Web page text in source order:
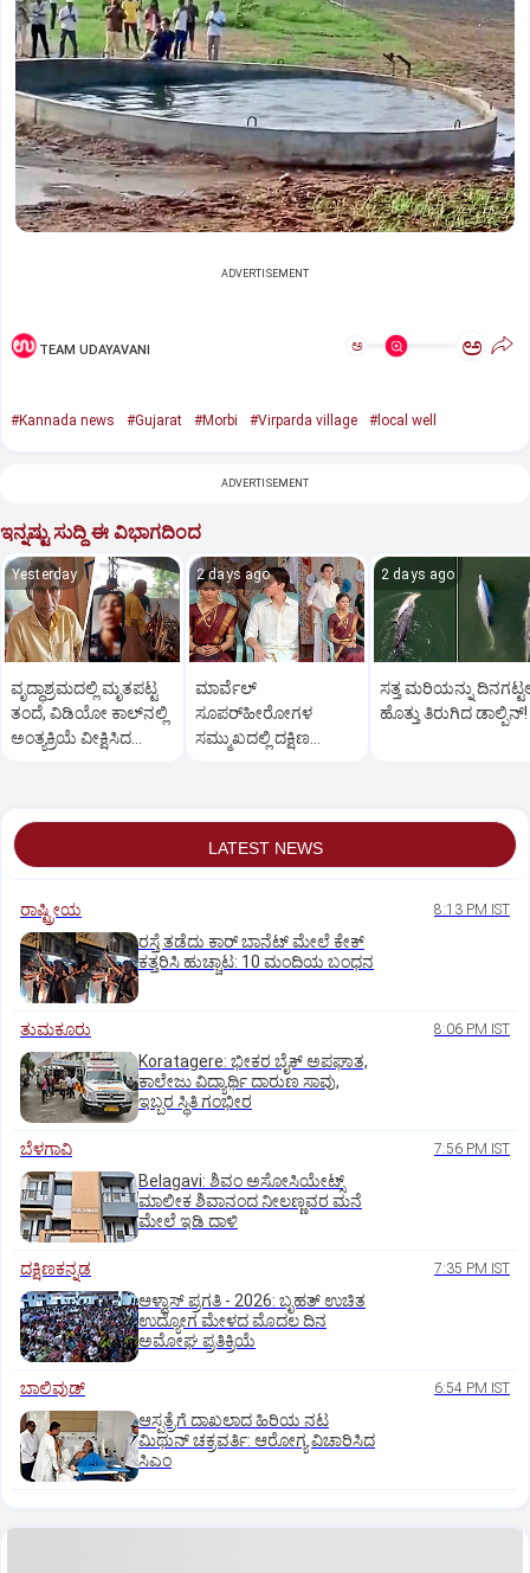
ADVERTISEMENT
TEAM UDAYAVANI ಅ ಅ
#Kannada news #Gujarat #Morbi #Virparda village #local well
ADVERTISEMENT
ಇನ್ನಷ್ಟು ಸುದ್ದಿ ಈ ವಿಭಾಗದಿಂದ
Yesterday
ವೃದ್ಧಾಶ್ರಮದಲ್ಲಿ ಮೃತಪಟ್ಟ
ತಂದೆ, ವಿಡಿಯೋ ಕಾಲ್‌ನಲ್ಲಿ
ಅಂತ್ಯಕ್ರಿಯೆ ವೀಕ್ಷಿಸಿದ
2 days ago
ಮಾರ್ವೆಲ್
ಸೂಪರ್‌ಹೀರೋಗಳ
ಸಮ್ಮುಖದಲ್ಲಿ ದಕ್ಷಿಣ
2 days ago
ಸತ್ತ ಮರಿಯನ್ನು
ಹೊತ್ತು ತಿರುಗಿದ ಡಾಲ್ಫಿನ್‌!
LATEST NEWS
ರಾಷ್ಟ್ರೀಯ 8:13 PM IST
ರಸ್ತೆ ತಡೆದು ಕಾರ್ ಬಾನೆಟ್ ಮೇಲೆ ಕೇಕ್
ಕತ್ತರಿಸಿ ಹುಚ್ಚಾಟ: 10 ಮಂದಿಯ ಬಂಧನ
ತುಮಕೂರು 8:06 PM IST
Koratagere: ಭೀಕರ ಬೈಕ್ ಅಪಘಾತ,
ಕಾಲೇಜು ವಿದ್ಯಾರ್ಥಿ ದಾರುಣ ಸಾವು,
ಇಬ್ಬರ ಸ್ಥಿತಿ ಗಂಭೀರ
ಬೆಳಗಾವಿ 7:56 PM IST
Belagavi: ಶಿವಂ ಅಸೋಸಿಯೇಟ್ಸ್
ಮಾಲೀಕ ಶಿವಾನಂದ ನೀಲಣ್ಣವರ ಮನೆ
ಮೇಲೆ ಇಡಿ‌ ದಾಳಿ
ದಕ್ಷಿಣಕನ್ನಡ 7:35 PM IST
ಆಳ್ವಾಸ್‌ ಪ್ರಗತಿ - 2026: ಬೃಹತ್ ಉಚಿತ
ಉದ್ಯೋಗ ಮೇಳದ ಮೊದಲ ದಿನ
ಅಮೋಘ ಪ್ರತಿಕ್ರಿಯೆ
ಬಾಲಿವುಡ್‌ 6:54 PM IST
ಆಸ್ಪತ್ರೆಗೆ ದಾಖಲಾದ ಹಿರಿಯ ನಟ
ಮಿಥುನ್ ಚಕ್ರವರ್ತಿ: ಆರೋಗ್ಯ ವಿಚಾರಿಸಿದ
ಸಿಎಂ